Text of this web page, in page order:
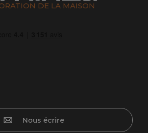
DE LA MAISON
Nous écrire